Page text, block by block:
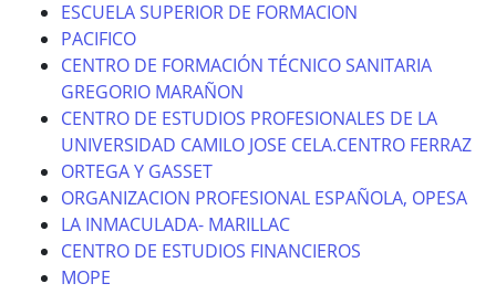
ESCUELA SUPERIOR DE FORMACION
PACIFICO
CENTRO DE FORMACIÓN TÉCNICO SANITARIA
GREGORIO MARAÑON
CENTRO DE ESTUDIOS PROFESIONALES DE LA
UNIVERSIDAD CAMILO JOSE CELA.CENTRO FERRAZ
ORTEGA Y GASSET
ORGANIZACION PROFESIONAL ESPAÑOLA, OPESA
LA INMACULADA- MARILLAC
CENTRO DE ESTUDIOS FINANCIEROS
MOPE